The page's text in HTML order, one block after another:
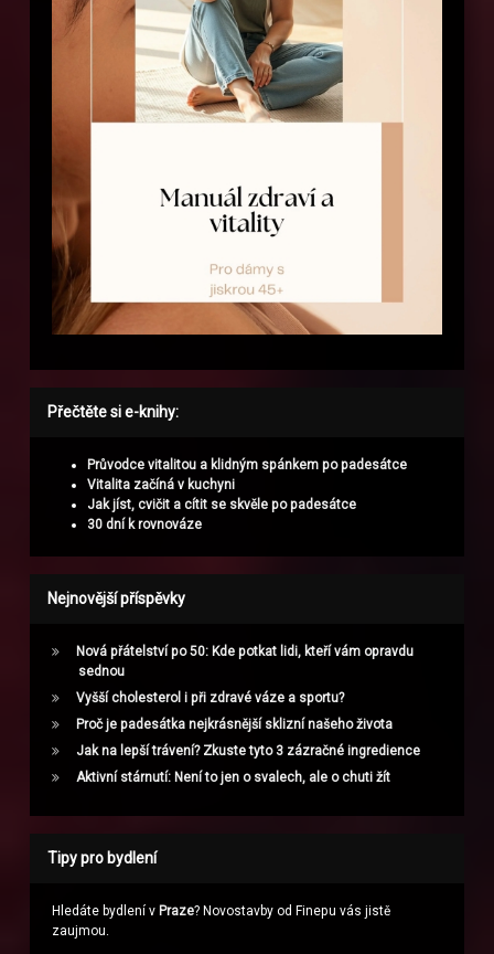
Přečtěte si e-knihy:
Průvodce vitalitou a klidným spánkem po padesátce
Vitalita začíná v kuchyni
Jak jíst, cvičit a cítit se skvěle po padesátce
30 dní k rovnováze
Nejnovější příspěvky
Nová přátelství po 50: Kde potkat lidi, kteří vám opravdu
sednou
Vyšší cholesterol i při zdravé váze a sportu?
Proč je padesátka nejkrásnější sklizní našeho života
Jak na lepší trávení? Zkuste tyto 3 zázračné ingredience
Aktivní stárnutí: Není to jen o svalech, ale o chuti žít
Tipy pro bydlení
Hledáte bydlení v Praze? Novostavby od Finepu vás jistě
zaujmou.